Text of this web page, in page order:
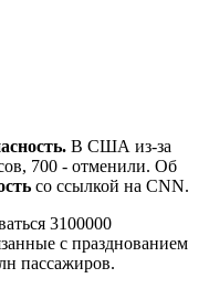
В США из-за
700 - отменили. Об
со ссылкой на СNN.
3100000
с празднованием
пассажиров.